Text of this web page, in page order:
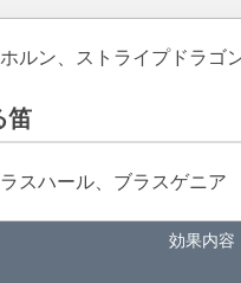
ルン、ストライプドラゴ
笛
スハール、ブラスゲニア
効果内容